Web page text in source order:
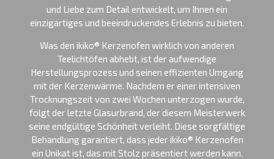
und Liebe zum Detail entwickelt, um Ihnen ein
einzigartiges und beeindruckendes Erlebnis zu bieten.
Was den ikiko® Kerzenofen wirklich von anderen
Teelichtöfen abhebt, ist der aufwendige
Herstellungsprozess und seinen effizienten Umgang
mit der Kerzenwärme. Nachdem er einer intensiven
Trocknungszeit von zwei Wochen unterzogen wurde,
folgt der letzte Glasurbrand, der diesem Meisterwerk
seine endgültige Schönheit verleiht. Diese sorgfältige
Behandlung garantiert, dass jeder ikiko® Kerzenofen
ein Unikat ist, das mit Stolz präsentiert werden kann.